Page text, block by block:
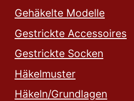
Gehäkelte Modelle
Gestrickte Accessoires
Gestrickte Socken
Häkelmuster
Häkeln/Grundlagen